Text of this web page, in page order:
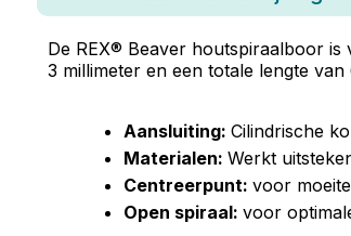
De REX® Beaver houtspiraalboor
3 millimeter en een totale lengte
Aansluiting: Cilindrische
Materialen: Werkt
Centreerpunt: voor
Open spiraal: voor